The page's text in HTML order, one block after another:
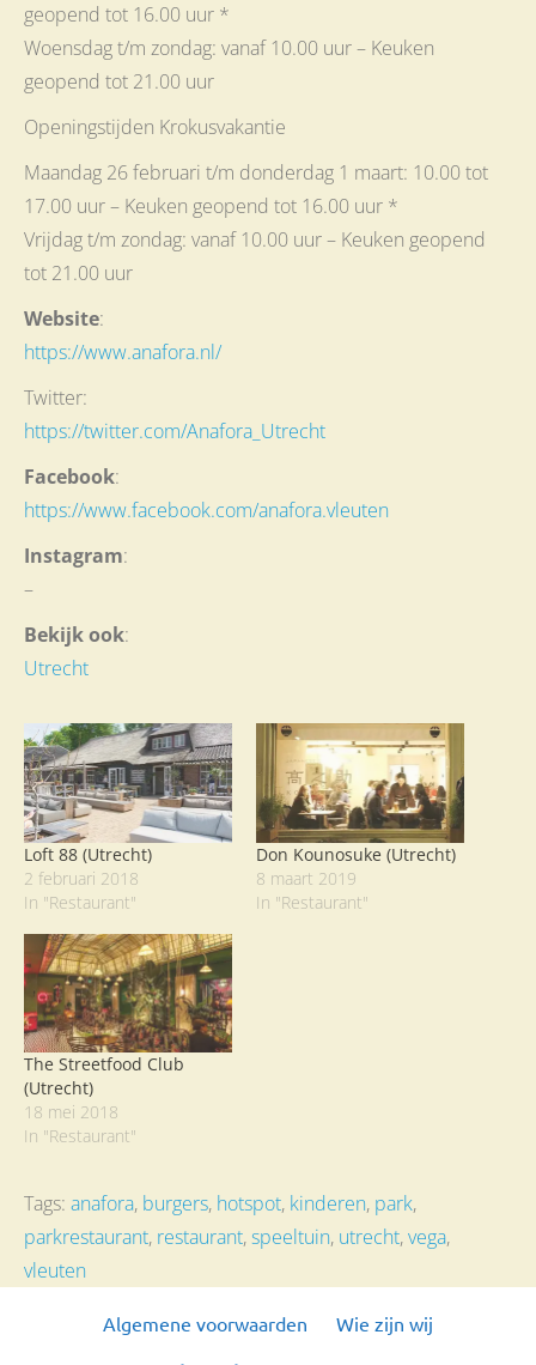
geopend tot 16.00 uur *
Woensdag t/m zondag: vanaf 10.00 uur – Keuken
geopend tot 21.00 uur
Openingstijden Krokusvakantie
Maandag 26 februari t/m donderdag 1 maart: 10.00 tot
17.00 uur – Keuken geopend tot 16.00 uur *
Vrijdag t/m zondag: vanaf 10.00 uur – Keuken geopend
tot 21.00 uur
Website:
https://www.anafora.nl/
Twitter:
https://twitter.com/Anafora_Utrecht
Facebook:
https://www.facebook.com/anafora.vleuten
Instagram:
–
Bekijk ook:
Utrecht
Loft 88 (Utrecht)
2 februari 2018
In "Restaurant"
Don Kounosuke (Utrecht)
8 maart 2019
In "Restaurant"
The Streetfood Club
(Utrecht)
18 mei 2018
In "Restaurant"
Tags: anafora, burgers, hotspot, kinderen, park,
parkrestaurant, restaurant,speeltuin, utrecht,vega,
vleuten
Algemene voorwaarden
Wie zijn wij